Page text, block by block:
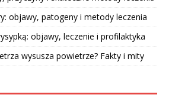
objawy, patogeny i metody leczenia
objawy, leczenie i profilaktyka
wysusza powietrze? Fakty i mity